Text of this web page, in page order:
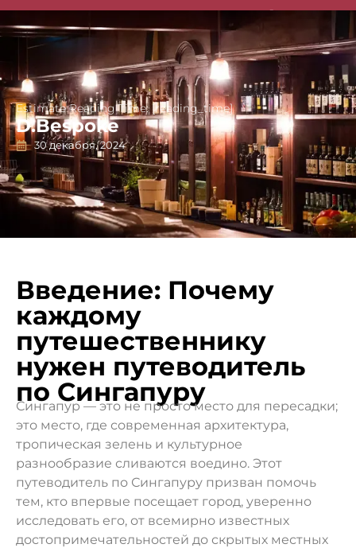
Singapore Guides
Estimate Reading Time: [reading_time]
D.Bespoke
30 декабря, 2024
Введение: Почему
каждому
путешественнику
нужен путеводитель
по Сингапуру
Сингапур — это не просто место для пересадки;
это место, где современная архитектура,
тропическая зелень и культурное
разнообразие сливаются воедино. Этот
путеводитель по Сингапуру призван помочь
тем, кто впервые посещает город, уверенно
исследовать его, от всемирно известных
достопримечательностей до скрытых местных